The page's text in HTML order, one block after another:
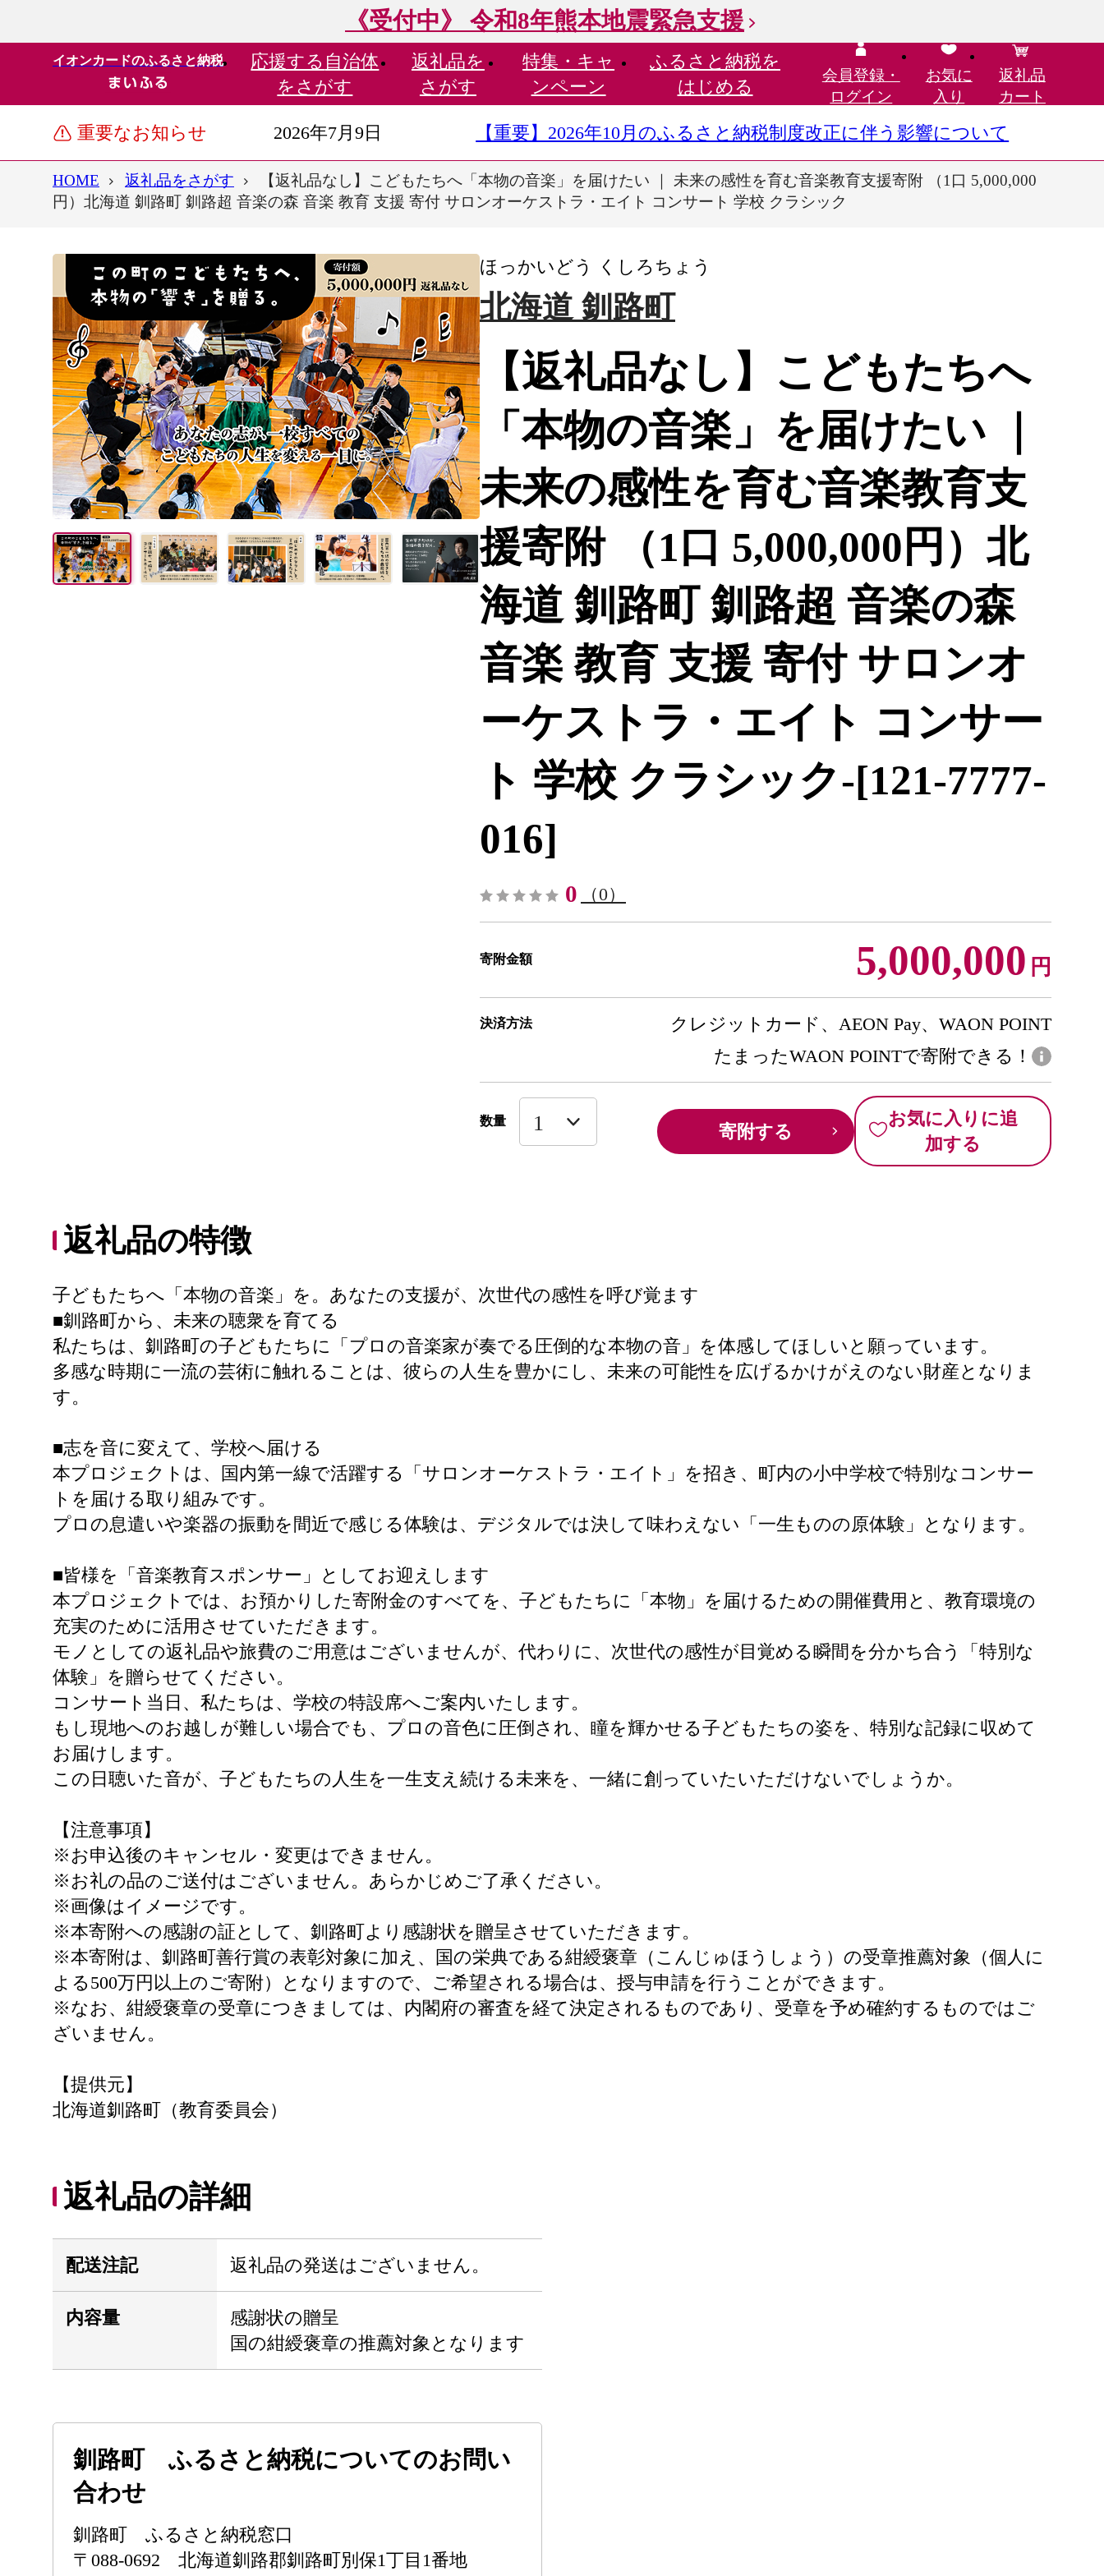
《受付中》 令和8年熊本地震緊急支援
イオンカードのふるさと納税 応援する 自治体
をさがす
返礼品を
さがす
特集・ キャ
ンペーン
ふるさと納税を
はじめる
会員登録・
ログイン
お気に
入り
返礼品
カート
重要なお知らせ 2026年7月9日 【重要】2026年10月のふるさと納税制度改正に伴う影響について
HOME 返礼品をさがす
【返礼品なし】こどもたちへ「本物の音楽」を届けたい ｜ 未来の感性を育む音楽教育支援寄附 （1口 5,000,000
円）北海道 釧路町 釧路超 音楽の森 音楽 教育 支援 寄付 サロンオーケストラ・エイト コンサート 学校 クラシック
ほっかいどう くしろちょう
北海道 釧路町
【返礼品なし】こどもたちへ
「本物の音楽」を届けたい ｜
未来の感性を育む音楽教育支
援寄附 （1口 5,000,000円）北
海道 釧路町 釧路超 音楽の森
音楽 教育 支援 寄付 サロンオ
ーケストラ・エイト コンサー
ト 学校 クラシック-[121-7777-
016]
0 （0）
寄附金額 5,000,000 円
決済方法
クレジットカード、AEON Pay、WAON POINT
たまったWAON POINTで寄附できる！
数量 寄附する
お気に入りに追
加する
返礼品の特徴
子どもたちへ「本物の音楽」を。あなたの支援が、次世代の感性を呼び覚ます
■釧路町から、未来の聴衆を育てる
私たちは、釧路町の子どもたちに「プロの音楽家が奏でる圧倒的な本物の音」を体感してほしいと願っています。
多感な時期に一流の芸術に触れることは、彼らの人生を豊かにし、未来の可能性を広げるかけがえのない財産となりま
す。
■志を音に変えて、学校へ届ける
本プロジェクトは、国内第一線で活躍する「サロンオーケストラ・エイト」を招き、町内の小中学校で特別なコンサー
トを届ける取り組みです。
プロの息遣いや楽器の振動を間近で感じる体験は、デジタルでは決して味わえない「一生ものの原体験」となります。
■皆様を「音楽教育スポンサー」としてお迎えします
本プロジェクトでは、お預かりした寄附金のすべてを、子どもたちに「本物」を届けるための開催費用と、教育環境の
充実のために活用させていただきます。
モノとしての返礼品や旅費のご用意はございませんが、代わりに、次世代の感性が目覚める瞬間を分かち合う「特別な
体験」を贈らせてください。
​コンサート当日、私たちは、学校の特設席へご案内いたします。
もし現地へのお越しが難しい場合でも、プロの音色に圧倒され、瞳を輝かせる子どもたちの姿を、特別な記録に収めて
お届けします。
​この日聴いた音が、子どもたちの人生を一生支え続ける未来を、一緒に創っていたいただけないでしょうか。
【注意事項】
※お申込後のキャンセル・変更はできません。
※お礼の品のご送付はございません。あらかじめご了承ください。
※画像はイメージです。
※本寄附への感謝の証として、釧路町より感謝状を贈呈させていただきます。
※本寄附は、釧路町善行賞の表彰対象に加え、国の栄典である紺綬褒章（こんじゅほうしょう）の受章推薦対象（個人に
よる500万円以上のご寄附）となりますので、ご希望される場合は、授与申請を行うことができます。
※なお、紺綬褒章の受章につきましては、内閣府の審査を経て決定されるものであり、受章を予め確約するものではご
ざいません。
【提供元】
北海道釧路町（教育委員会）
返礼品の詳細
配送注記 返礼品の発送はございません。
内容量
感謝状の贈呈
国の紺綬褒章の推薦対象となります
釧路町 ふるさと納税についてのお問い
合わせ
釧路町 ふるさと納税窓口
〒088-0692 北海道釧路郡釧路町別保1丁目1番地